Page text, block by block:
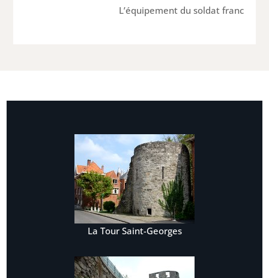
L’équipement du soldat franc
La Tour Saint-Georges